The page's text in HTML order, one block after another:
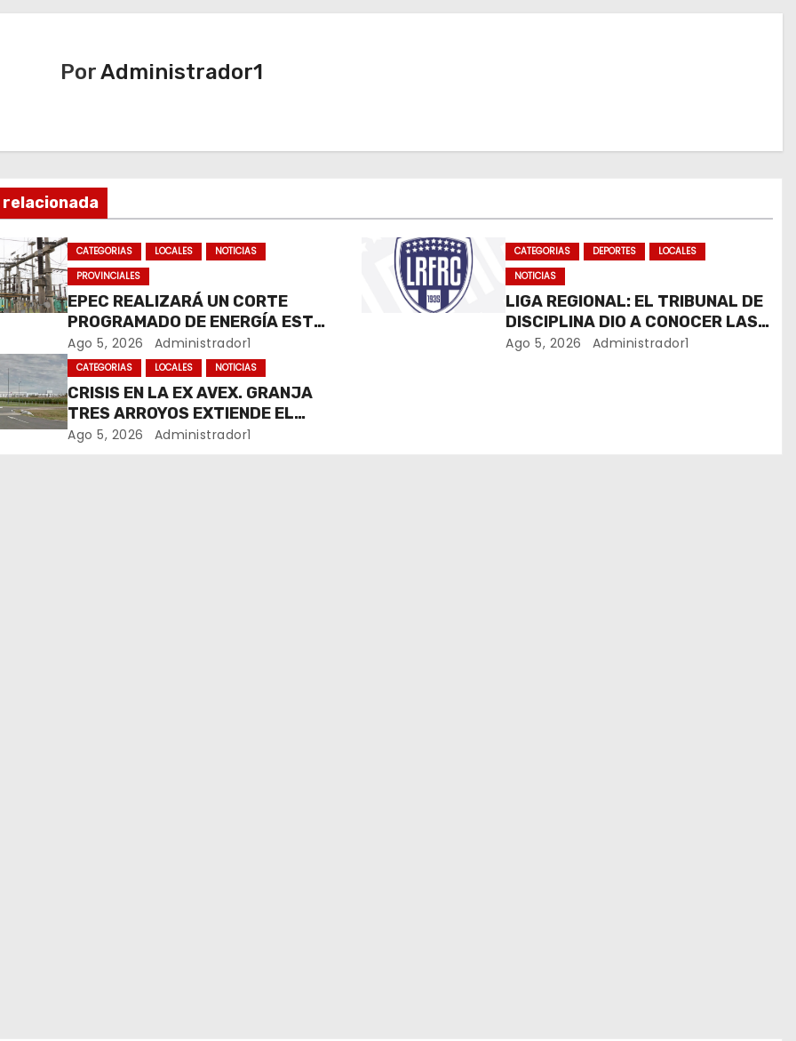
PorAdministrador1
CATEGORIAS LOCALES
NOTICIAS
PROVINCIALES
EPEC REALIZARÁ UN CORTE
PROGRAMADO DE ENERGÍA ESTE
JUEVES EN RÍO CUARTO
Ago 5, 2026 Administrador1
CATEGORIAS DEPORTES
LOCALES
NOTICIAS
LIGA REGIONAL: EL TRIBUNAL DE
DISCIPLINA DIO A CONOCER LAS
SANCIONES DEL BOLETÍN OFICIAL
Ago 5, 2026 Administrador1
CATEGORIAS LOCALES NOTICIAS
CRISIS EN LA EX AVEX. GRANJA
TRES ARROYOS EXTIENDE EL
CIERRE DE LA PLANTA DE AVEX
Ago 5, 2026 Administrador1